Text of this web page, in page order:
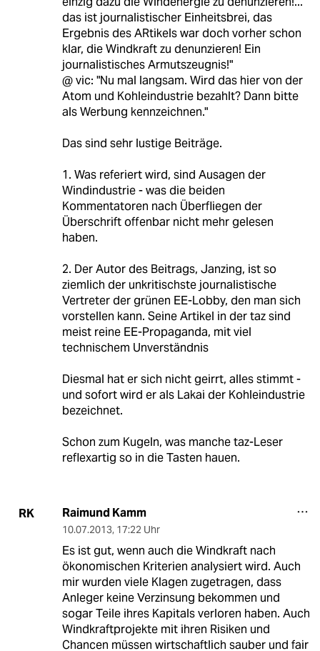
das ist journalistischer Einheitsbrei, das
Ergebnis des ARtikels war doch vorher schon
klar, die Windkraft zu denunzieren! Ein
journalistisches Armutszeugnis!"
@ vic: "Nu mal langsam. Wird das hier von der
Atom und Kohleindustrie bezahlt? Dann bitte
als Werbung kennzeichnen."
Das sind sehr lustige Beiträge.
1. Was referiert wird, sind Ausagen der
Windindustrie - was die beiden
Kommentatoren nach Überfliegen der
Überschrift offenbar nicht mehr gelesen
haben.
2. Der Autor des Beitrags, Janzing, ist so
ziemlich der unkritischste journalistische
Vertreter der grünen EE-Lobby, den man sich
vorstellen kann. Seine Artikel in der taz sind
meist reine EE-Propaganda, mit viel
technischem Unverständnis
Diesmal hat er sich nicht geirrt, alles stimmt -
und sofort wird er als Lakai der Kohleindustrie
bezeichnet.
Schon zum Kugeln, was manche taz-Leser
reflexartig so in die Tasten hauen.
RK Raimund Kamm
10.07.2013, 17:22 Uhr
Es ist gut, wenn auch die Windkraft nach
ökonomischen Kriterien analysiert wird. Auch
mir wurden viele Klagen zugetragen, dass
Anleger keine Verzinsung bekommen und
sogar Teile ihres Kapitals verloren haben. Auch
Windkraftprojekte mit ihren Risiken und
Chancen müssen wirtschaftlich sauber und fair